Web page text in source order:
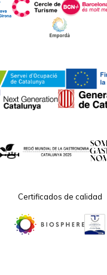
Certificados de calidad